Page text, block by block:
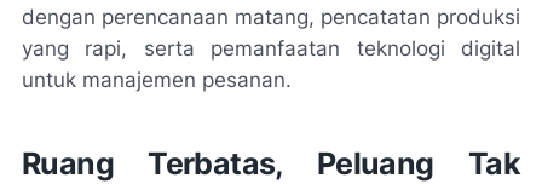
dengan perencanaan matang, pencatatan produksi
yang rapi, serta pemanfaatan teknologi digital
untuk manajemen pesanan.
Ruang Terbatas, Peluang Tak